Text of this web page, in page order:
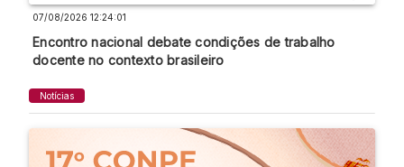
07/08/2026 12:24:01
Encontro nacional debate condições de trabalho
docente no contexto brasileiro
Notícias